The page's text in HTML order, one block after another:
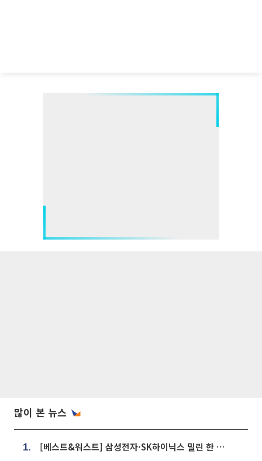
많이 본 뉴스
1. [베스트&워스트] 삼성전자·SK하이닉스 밀린 한 주…상상인증권은 85% 급등